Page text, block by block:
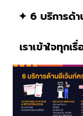
✦ 6 บริการด้
เราเข้าใจทุกเ